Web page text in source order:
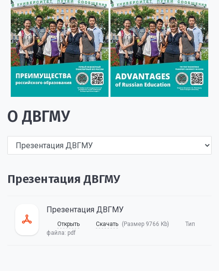
О ДВГМУ
Презентация ДВГМУ
Презентация ДВГМУ
Открыть Скачать (Размер 9766 Kb)
Тип
файла: pdf